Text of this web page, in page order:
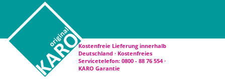
Kostenfreie Lieferung innerhalb
Deutschland · Kostenfreies
Servicetelefon: 0800 - 88 76 554 ·
KARO Garantie